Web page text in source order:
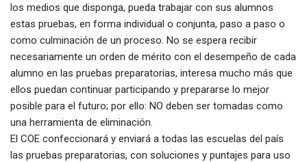
los medios que disponga, pueda trabajar con sus alumnos
estas pruebas, en forma individual o conjunta, paso a paso o
como culminación de un proceso. No se espera recibir
necesariamente un orden de mérito con el desempeño de cada
alumno en las pruebas preparatorias, interesa mucho más que
ellos puedan continuar participando y prepararse lo mejor
posible para el futuro; por ello: NO deben ser tomadas como
una herramienta de eliminación.
El COE confeccionará y enviará a todas las escuelas del país
las pruebas preparatorias, con soluciones y puntajes para uso